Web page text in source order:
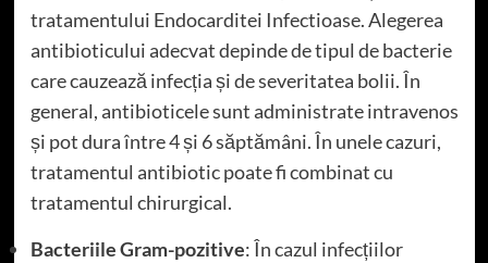
tratamentului Endocarditei Infectioase. Alegerea
antibioticului adecvat depinde de tipul de bacterie
care cauzează infecția și de severitatea bolii. În
general, antibioticele sunt administrate intravenos
și pot dura între 4 și 6 săptămâni. În unele cazuri,
tratamentul antibiotic poate fi combinat cu
tratamentul chirurgical.
Bacteriile Gram-pozitive: În cazul infecțiilor